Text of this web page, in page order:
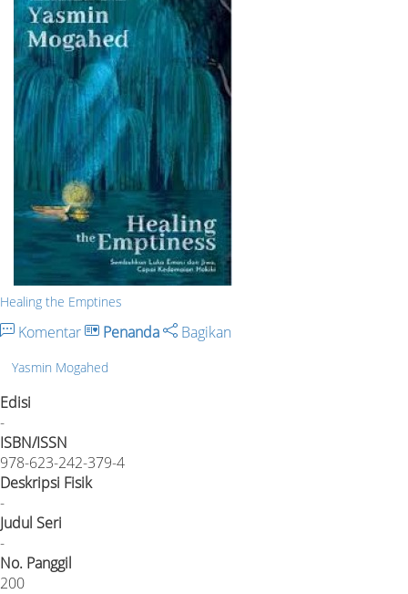
Healing the Emptines
Komentar Penanda Bagikan
Yasmin Mogahed
Edisi
-
ISBN/ISSN
978-623-242-379-4
Deskripsi Fisik
-
Judul Seri
-
No. Panggil
200